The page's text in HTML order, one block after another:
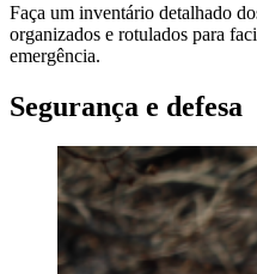
Faça um inventário detalhado
organizados e rotulados para
emergência.
Segurança e defesa